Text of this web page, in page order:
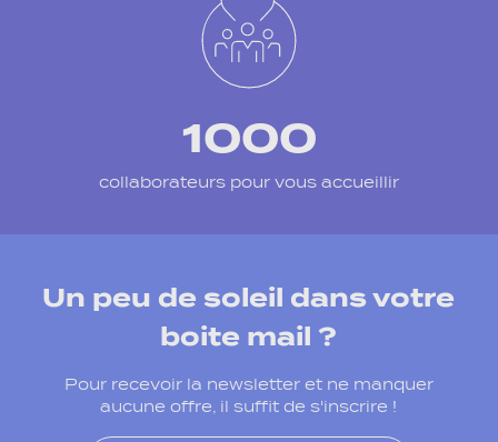
1000
collaborateurs pour vous accueillir
Un peu de soleil dans votre
boite mail ?
Pour recevoir la newsletter et ne manquer
aucune offre, il suffit de s'inscrire !